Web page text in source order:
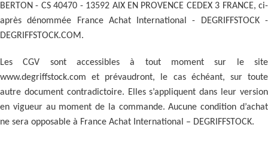
BERTON - CS 40470 - 13592 AIX EN PROVENCE CEDEX 3 FRANCE, ci-
après dénommée France Achat International - DEGRIFFSTOCK -
DEGRIFFSTOCK.COM.
Les CGV sont accessibles à tout moment sur le site
www.degriffstock.com et prévaudront, le cas échéant, sur toute
autre document contradictoire. Elles s’appliquent dans leur version
en vigueur au moment de la commande. Aucune condition d’achat
ne sera opposable à France Achat International – DEGRIFFSTOCK.